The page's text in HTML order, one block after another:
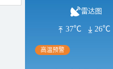
雷达图
37℃ 26℃
高温预警